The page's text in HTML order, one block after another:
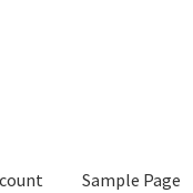
Sample Page